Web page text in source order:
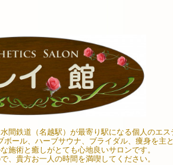
鉄道（名越駅）が最寄り駅になる個人のエス
ール、ハーブサウナ、ブライダル、痩身を主
施術と癒しがとても心地良いサロンです。
、貴方お一人の時間を満喫してください。